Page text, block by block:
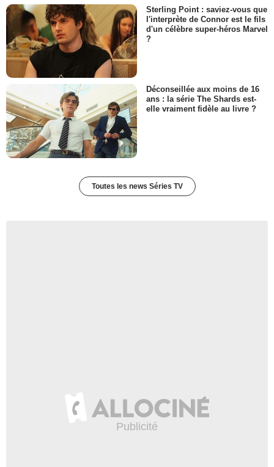
Sterling Point : saviez-vous que
l'interprète de Connor est le fils
d'un célèbre super-héros Marvel
?
Déconseillée aux moins de 16
ans : la série The Shards est-
elle vraiment fidèle au livre ?
Toutes les news Séries TV